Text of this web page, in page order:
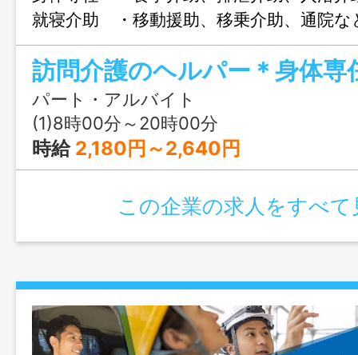
就寝介助 ・移動援助、移乗介助、通院な
助 ・服薬介助、ご利用者様とともに食
タッフへの引継ぎ記録入力（タブレ
更範囲：変更なし
パート・アルバイト
(1)8時00分～20時00分
時給 2,180円～2,640円
この企業の求人をすべて